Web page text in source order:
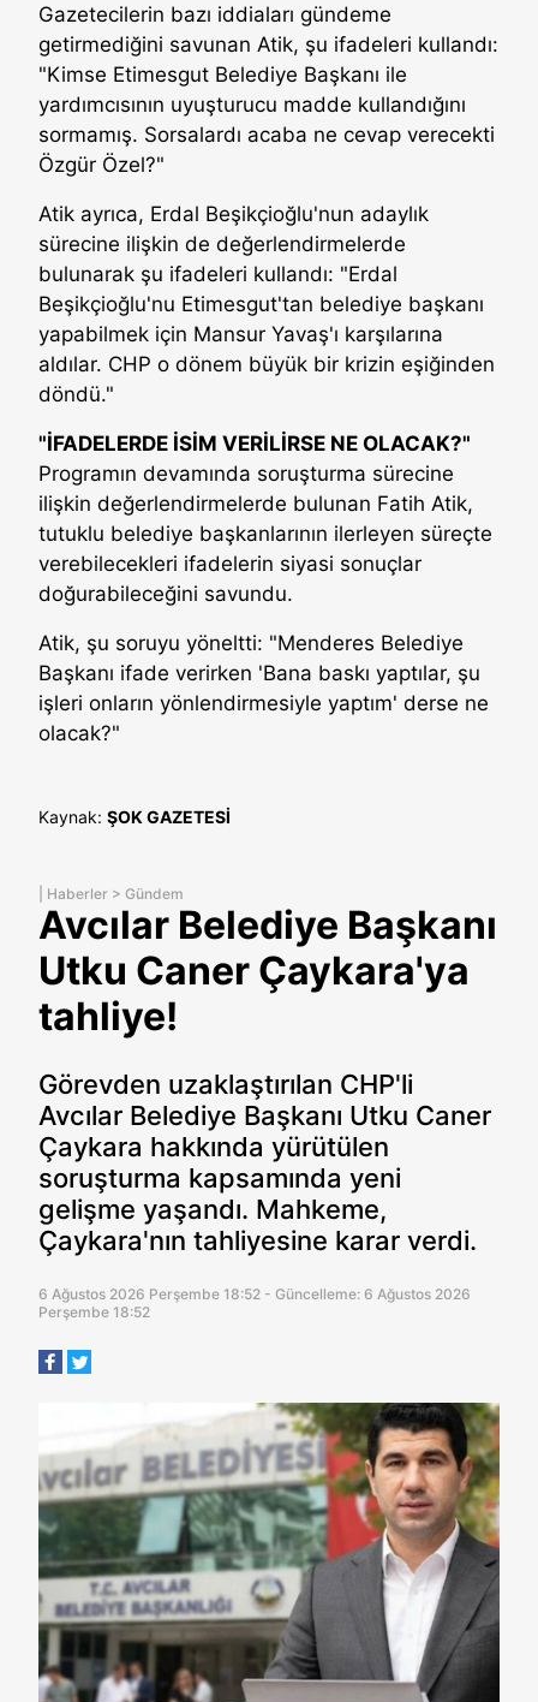
Gazetecilerin bazı iddiaları gündeme
getirmediğini savunan Atik, şu ifadeleri kullandı:
"Kimse Etimesgut Belediye Başkanı ile
yardımcısının uyuşturucu madde kullandığını
sormamış. Sorsalardı acaba ne cevap verecekti
Özgür Özel?"
Atik ayrıca, Erdal Beşikçioğlu'nun adaylık
sürecine ilişkin de değerlendirmelerde
bulunarak şu ifadeleri kullandı: "Erdal
Beşikçioğlu'nu Etimesgut'tan belediye başkanı
yapabilmek için Mansur Yavaş'ı karşılarına
aldılar. CHP o dönem büyük bir krizin eşiğinden
döndü."
"İFADELERDE İSİM VERİLİRSE NE OLACAK?"
Programın devamında soruşturma sürecine
ilişkin değerlendirmelerde bulunan Fatih Atik,
tutuklu belediye başkanlarının ilerleyen süreçte
verebilecekleri ifadelerin siyasi sonuçlar
doğurabileceğini savundu.
Atik, şu soruyu yöneltti: "Menderes Belediye
Başkanı ifade verirken 'Bana baskı yaptılar, şu
işleri onların yönlendirmesiyle yaptım' derse ne
olacak?"
Kaynak: ŞOK GAZETESİ
Haberler > Gündem
Avcılar Belediye Başkanı
Utku Caner Çaykara'ya
tahliye!
Görevden uzaklaştırılan CHP'li
Avcılar Belediye Başkanı Utku Caner
Çaykara hakkında yürütülen
soruşturma kapsamında yeni
gelişme yaşandı. Mahkeme,
Çaykara'nın tahliyesine karar verdi.
6 Ağustos 2026 Perşembe 18:52 - Güncelleme: 6 Ağustos 2026
Perşembe 18:52